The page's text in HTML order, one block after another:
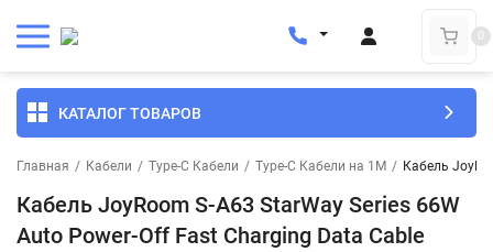
0
КАТАЛОГ ТОВАРОВ
Главная / Кабели / Type-C Кабели / Type-C Кабели на 1М / Кабель
Кабель JoyRoom S-A63 StarWay Series 66W
Auto Power-Off Fast Charging Data Cable